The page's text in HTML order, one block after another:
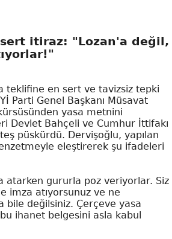
itiraz: "Lozan'a değil,
teklifine en sert ve tavizsiz tepki
Parti Genel Başkanı Müsavat
yasa metnini
Devlet Bahçeli ve Cumhur İttifakı
püskürdü. Dervişoğlu, yapılan
eleştirerek şu ifadeleri
atarken gururla poz veriyorlar. Siz
imza atıyorsunuz ve ne
bile değilsiniz. Çerçeve yasa
ihanet belgesini asla kabul